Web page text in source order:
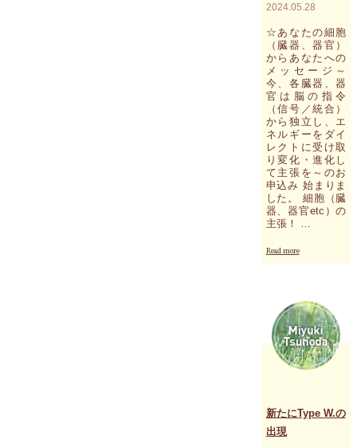
ギ
ー
の
解
析"
2024.05.28
☆あなたの細胞
（臓器、器官）
からあなたへの
メッセージ～
今、各臓器、器
官は脳の指令
（信号／統合）
から独立し、エ
ネルギーをダイ
レクトに受け取
り変化・進化し
て主張を～のお
申込み 始まりま
した。 細胞（臓
器、器官etc）の
主張！ …
Read more
細
胞
（臓
器、
器
官）
あ
新たにType W.の
出現